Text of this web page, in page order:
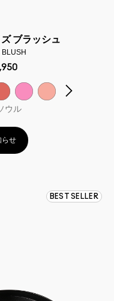
ズ ブラッシュ
BLUSH
ウル
らせ
BEST SELLER